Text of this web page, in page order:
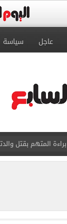
عاجل سياسة
بيتسو موسيماني مديرا
كل شيء يبدأ من
تقارير: الأهلى يضع